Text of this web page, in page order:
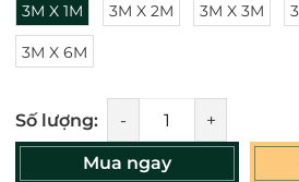
3M X 1M 3M X 2M 3M X 3M
3M X 6M
Số lượng: - +
Mua ngay